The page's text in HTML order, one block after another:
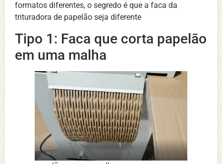
formatos diferentes, o segredo é que a faca da
trituradora de papelão seja diferente
Tipo 1: Faca que corta papelão
em uma malha